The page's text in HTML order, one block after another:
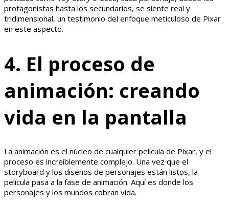
protagonistas hasta los secundarios, se siente real y
tridimensional, un testimonio del enfoque meticuloso de Pixar
en este aspecto.
4. El proceso de
animación: creando
vida en la pantalla
La animación es el núcleo de cualquier película de Pixar, y el
proceso es increíblemente complejo. Una vez que el
storyboard y los diseños de personajes están listos, la
película pasa a la fase de animación. Aquí es donde los
personajes y los mundos cobran vida.